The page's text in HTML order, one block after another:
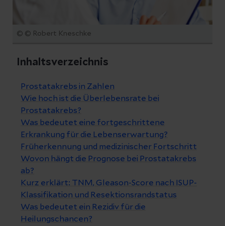
© © Robert Kneschke
Inhaltsverzeichnis
Prostatakrebs in Zahlen
Wie hoch ist die Überlebensrate bei
Prostatakrebs?
Was bedeutet eine fortgeschrittene
Erkrankung für die Lebenserwartung?
Früherkennung und medizinischer Fortschritt
Wovon hängt die Prognose bei Prostatakrebs
ab?
Kurz erklärt: TNM, Gleason-Score nach ISUP-
Klassifikation und Resektionsrandstatus
Was bedeutet ein Rezidiv für die
Heilungschancen?